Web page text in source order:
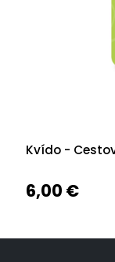
Kvído -
6,00 €